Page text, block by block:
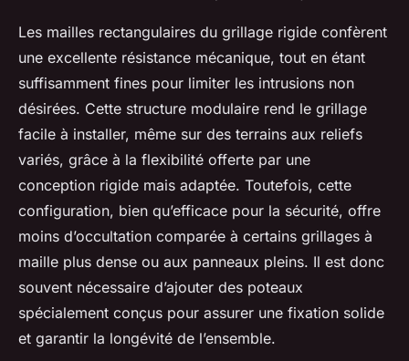
Les mailles rectangulaires du grillage rigide confèrent
une excellente résistance mécanique, tout en étant
suffisamment fines pour limiter les intrusions non
désirées. Cette structure modulaire rend le grillage
facile à installer, même sur des terrains aux reliefs
variés, grâce à la flexibilité offerte par une
conception rigide mais adaptée. Toutefois, cette
configuration, bien qu’efficace pour la sécurité, offre
moins d’occultation comparée à certains grillages à
maille plus dense ou aux panneaux pleins. Il est donc
souvent nécessaire d’ajouter des poteaux
spécialement conçus pour assurer une fixation solide
et garantir la longévité de l’ensemble.